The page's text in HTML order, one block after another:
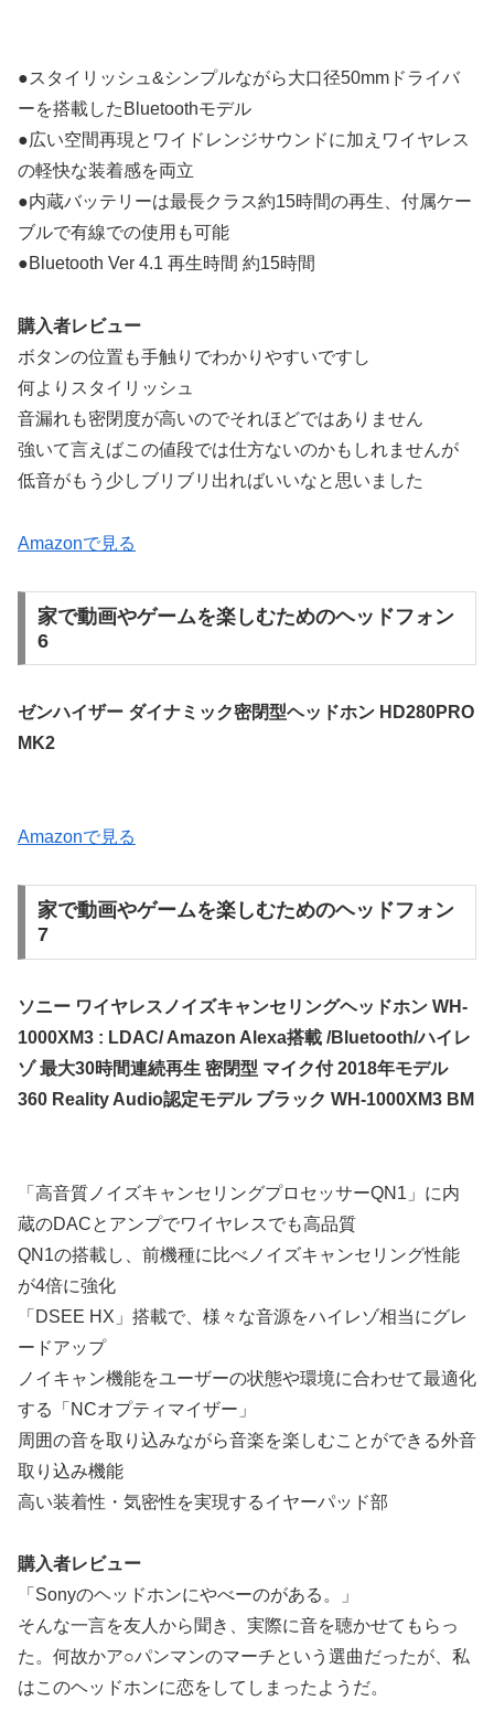
●スタイリッシュ&シンプルながら大口径50mmドライバ
ーを搭載したBluetoothモデル
●広い空間再現とワイドレンジサウンドに加えワイヤレス
の軽快な装着感を両立
●内蔵バッテリーは最長クラス約15時間の再生、付属ケー
ブルで有線での使用も可能
●Bluetooth Ver 4.1 再生時間 約15時間
購入者レビュー
ボタンの位置も手触りでわかりやすいですし
何よりスタイリッシュ
音漏れも密閉度が高いのでそれほどではありません
強いて言えばこの値段では仕方ないのかもしれませんが
低音がもう少しブリブリ出ればいいなと思いました
Amazonで見る
家で動画やゲームを楽しむためのヘッドフォン
6
ゼンハイザー ダイナミック密閉型ヘッドホン HD280PRO
MK2
Amazonで見る
家で動画やゲームを楽しむためのヘッドフォン
7
ソニー ワイヤレスノイズキャンセリングヘッドホン WH-
1000XM3 : LDAC/ Amazon Alexa搭載 /Bluetooth/ハイレ
ゾ 最大30時間連続再生 密閉型 マイク付 2018年モデル
360 Reality Audio認定モデル ブラック WH-1000XM3 BM
「高音質ノイズキャンセリングプロセッサーQN1」に内
蔵のDACとアンプでワイヤレスでも高品質
QN1の搭載し、前機種に比べノイズキャンセリング性能
が4倍に強化
「DSEE HX」搭載で、様々な音源をハイレゾ相当にグレ
ードアップ
ノイキャン機能をユーザーの状態や環境に合わせて最適化
する「NCオプティマイザー」
周囲の音を取り込みながら音楽を楽しむことができる外音
取り込み機能
高い装着性・気密性を実現するイヤーパッド部
購入者レビュー
「Sonyのヘッドホンにやべーのがある。」
そんな一言を友人から聞き、実際に音を聴かせてもらっ
た。何故かア○パンマンのマーチという選曲だったが、私
はこのヘッドホンに恋をしてしまったようだ。